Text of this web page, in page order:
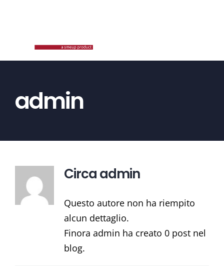
admin
Circaadmin
Questo autore non ha riempito
alcun dettaglio.
Finora admin ha creato 0 post nel
blog.